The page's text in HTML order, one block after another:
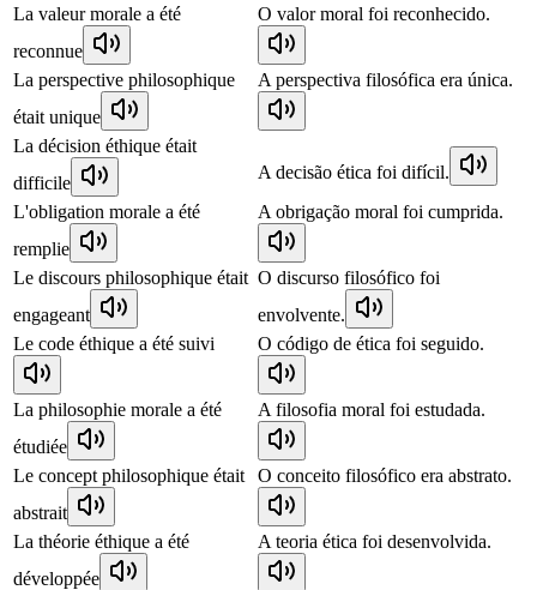
La valeur morale a été
reconnue
O valor moral foi reconhecido.
La perspective philosophique
était unique
A perspectiva filosófica era única.
La décision éthique était
difficile
A decisão ética foi difícil.
L'obligation morale a été
remplie
A obrigação moral foi cumprida.
Le discours philosophique était
engageant
O discurso filosófico foi
envolvente.
Le code éthique a été suivi
O código de ética foi seguido.
La philosophie morale a été
étudiée
A filosofia moral foi estudada.
Le concept philosophique était
abstrait
O conceito filosófico era abstrato.
La théorie éthique a été
développée
A teoria ética foi desenvolvida.